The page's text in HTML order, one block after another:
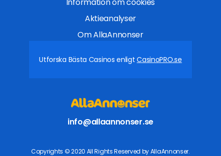
Information om cookies
Aktieanalyser
Om AllaAnnonser
Utforska Bästa Casinos enligtCasinoPRO.se
info@allaannonser.se
Copyrights © 2020 All Rights Reserved by AllaAnnonser.